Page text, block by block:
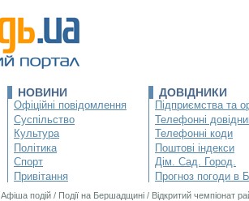
НОВИНИ
Офіційні повідомлення
Суспільство
Культура
Політика
Спорт
Привітання
ДОВІДНИКИ
Підприємства та
Телефонні
Телефонні коди
Поштові індекси
Дім. Сад. Город.
Прогноз погоди в
Афіша подій / Події на Бершадщині / Відкритий чемпіонат